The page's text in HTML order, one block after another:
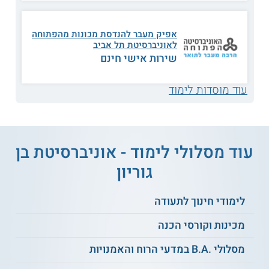
נושאי לימוד
גרפיקה הנדסית תיכון מכונות
מערכות ליניאריות
מבוא לתרמודינמיקה זרימה צמיגה
חומרים
אפיק מעבר להנדסת מכונות מהפתוחה
לאוניברסיטת תל אביב
שירות אישי חינם
עוד מוסדות לימוד
עוד מסלולי לימוד - אוניברסיטת בן
גוריון
לימודי חינוך לתעודה
מכינות וקורסי הכנה
מסלולי .B.A במדעי הרוח והאמנויות